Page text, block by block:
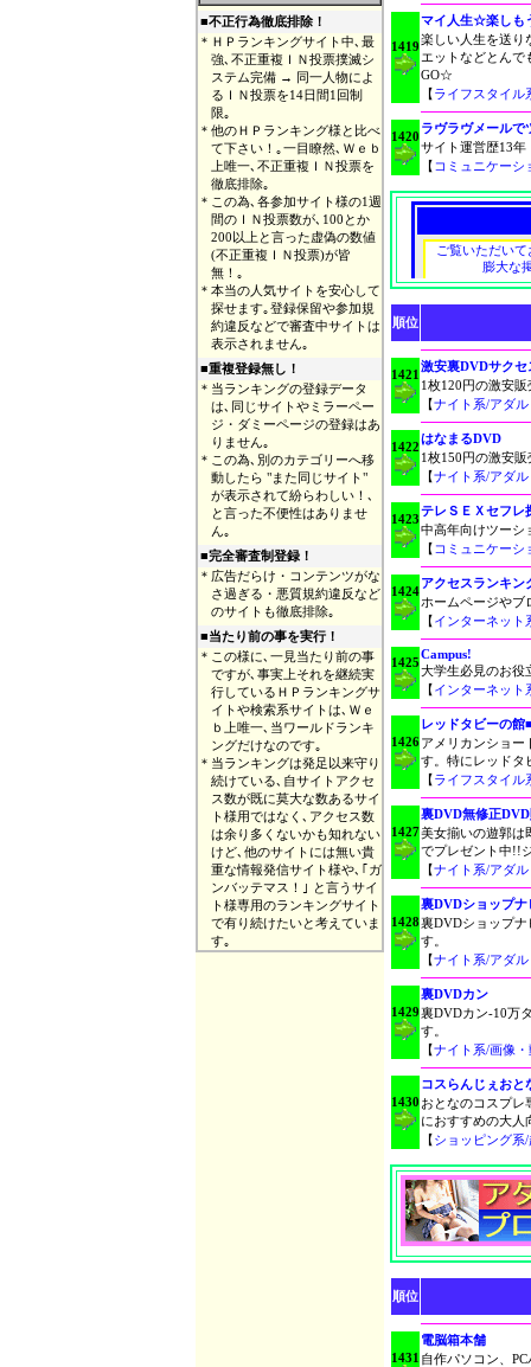
■不正行為徹底排除！
＊ ＨＰランキングサイト中､最
強､不正重複ＩＮ投票撲滅シ
ステム完備 → 同一人物によ
るＩＮ投票を14日間1回制
限｡
＊ 他のＨＰランキング様と比べ
て下さい！｡一目瞭然､Ｗｅｂ
上唯一､不正重複ＩＮ投票を
徹底排除｡
＊ この為､各参加サイト様の1週
間のＩＮ投票数が､100とか
200以上と言った虚偽の数値
(不正重複ＩＮ投票)が皆
無！｡
＊ 本当の人気サイトを安心して
探せます｡登録保留や参加規
約違反などで審査中サイトは
表示されません｡
■重複登録無し！
＊ 当ランキングの登録データ
は､同じサイトやミラーペー
ジ・ダミーページの登録はあ
りません｡
＊ この為､別のカテゴリーへ移
動したら "また同じサイト"
が表示されて紛らわしい！､
と言った不便性はありませ
ん｡
■完全審査制登録！
＊ 広告だらけ・コンテンツがな
さ過ぎる・悪質規約違反など
のサイトも徹底排除｡
■当たり前の事を実行！
＊ この様に､一見当たり前の事
ですが､事実上それを継続実
行しているＨＰランキングサ
イトや検索系サイトは､Ｗｅ
ｂ上唯一､当ワールドランキ
ングだけなのです｡
＊ 当ランキングは発足以来守り
続けている､自サイトアクセ
ス数が既に莫大な数あるサイ
ト様用ではなく､アクセス数
は余り多くないかも知れない
けど､他のサイトには無い貴
重な情報発信サイト様や､｢ガ
ンバッテマス！｣ と言うサイ
ト様専用のランキングサイト
で有り続けたいと考えていま
す｡
1419
マイ人生☆楽しも
楽しい人生を送り
エットなどとんで
GO☆
【ライフスタイル
1420
ラヴラヴメールで
サイト運営歴13年
【 コミュニケーシ
順位
1421
激安裏DVDサクセ
1枚120円の激安
【ナイト系/アダ
1422
はなまるDVD
1枚150円の激安
【ナイト系/アダ
1423
テレＳＥＸセフレ
中高年向けツーシ
【 コミュニケーシ
1424
アクセスランキン
ホームページやブ
【インターネット
1425
Campus!
大学生必見のお役
【インターネット
1426
レッドタビーの館
アメリカンショー
す。特にレッドタ
【ライフスタイル
1427
裏DVD無修正
美女揃いの遊郭は
でプレゼント中!!
【ナイト系/アダ
1428
裏DVDショップナ
裏DVDショップ
す。
【ナイト系/アダ
1429
裏DVDカン
裏DVDカン-10万
す。
【ナイト系/画像・
1430
コスらんじぇおと
おとなのコスプレ
におすすめの大人
【ショッピング系
順位
1431
電脳箱本舗
自作パソコン、